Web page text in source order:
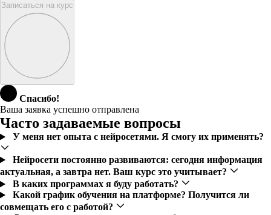
Записаться на курс
Спасибо!
Ваша заявка успешно отправлена
Часто задаваемые вопросы
У меня нет опыта с нейросетями. Я смогу их применять?
Нейросети постоянно развиваются: сегодня информация
актуальная, а завтра нет. Ваш курс это учитывает?
В каких программах я буду работать?
Какой график обучения на платформе? Получится ли
совмещать его с работой?